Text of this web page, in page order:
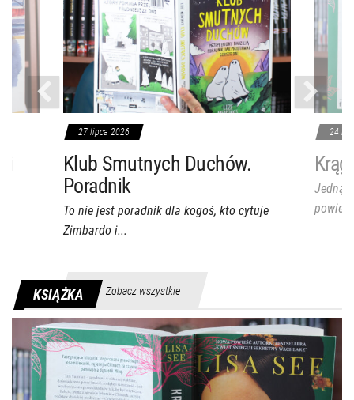
27 lipca 2026
Klub Smutnych Duchów.
Poradnik
To nie jest poradnik dla kogoś, kto cytuje
Zimbardo i...
24
Jedną
KSIĄŻKA Zobacz wszystkie